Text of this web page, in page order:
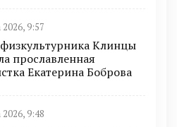
2026, 9:57
Клинцы
прославленная
Екатерина Боброва
2026, 9:48